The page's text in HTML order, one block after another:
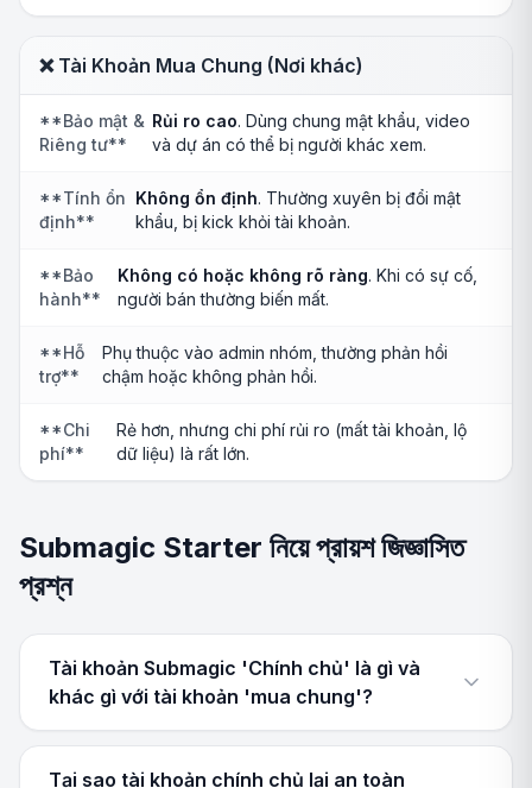
❌ Tài Khoản Mua Chung (Nơi khác)
**Bảo mật &
Riêng tư**
Rủi ro cao. Dùng chung mật khẩu, video
và dự án có thể bị người khác xem.
**Tính ổn
định**
Không ổn định. Thường xuyên bị đổi mật
khẩu, bị kick khỏi tài khoản.
**Bảo
hành**
Không có hoặc không rõ ràng. Khi có sự cố,
người bán thường biến mất.
**Hỗ
trợ**
Phụ thuộc vào admin nhóm, thường phản hồi
chậm hoặc không phản hồi.
**Chi
phí**
Rẻ hơn, nhưng chi phí rủi ro (mất tài khoản, lộ
dữ liệu) là rất lớn.
Submagic Starter নিয়ে প্রায়শ জিজ্ঞাসিত
প্রশ্ন
Tài khoản Submagic 'Chính chủ' là gì và
khác gì với tài khoản 'mua chung'?
Tại sao tài khoản chính chủ lại an toàn